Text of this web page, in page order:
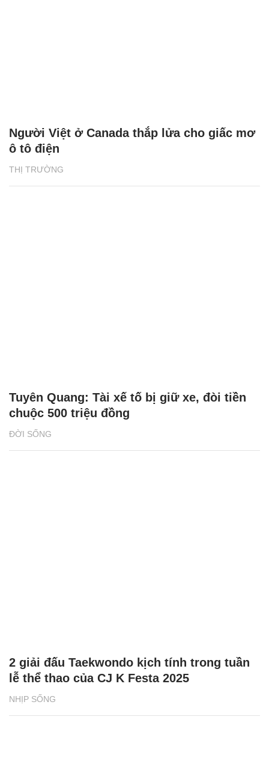
THỊ TRƯỜNG
Người Việt ở Canada thắp lửa cho giấc mơ
ô tô điện
ĐỜI SỐNG
Tuyên Quang: Tài xế tố bị giữ xe, đòi tiền
chuộc 500 triệu đồng
NHỊP SỐNG
2 giải đấu Taekwondo kịch tính trong tuần
lễ thể thao của CJ K Festa 2025